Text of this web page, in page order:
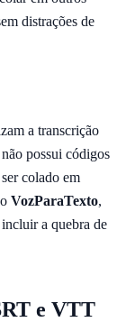
distrações de
a transcrição
possui códigos
colado em
VozParaTexto,
a quebra de
e VTT